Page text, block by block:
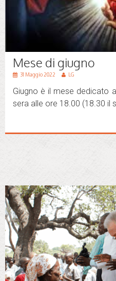
Mese di giugno
31 Maggio 2022 LG
Giugno è il mese dedicato
sera alle ore 18.00 (18.30 il